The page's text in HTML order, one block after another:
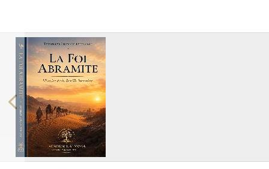
Previous